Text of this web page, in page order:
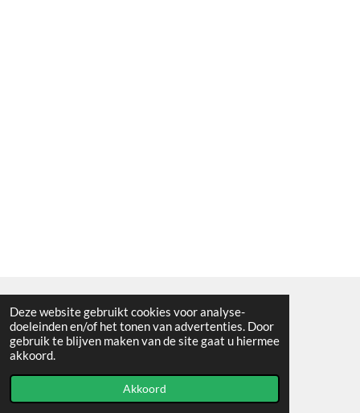
Deze website gebruikt cookies voor analyse-
doeleinden en/of het tonen van advertenties. Door
gebruik te blijven maken van de site gaat u hiermee
akkoord.
Akkoord
Algemene voorwaarden
© 2021 - RC en mineralenshop Het vlinderpad